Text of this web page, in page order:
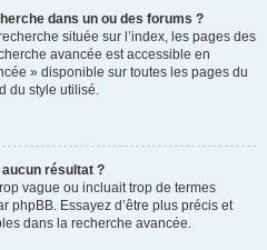
dans un ou des forums ?
située sur l’index, les pages des
avancée est accessible en
» disponible sur toutes les pages du
du style utilisé.
résultat ?
vague ou incluait trop de termes
phpBB. Essayez d’être plus précis et
dans la recherche avancée.